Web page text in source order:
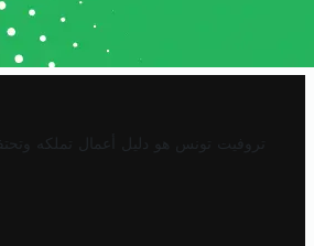
تروفيت تونس هو دليل أعمال تملكه